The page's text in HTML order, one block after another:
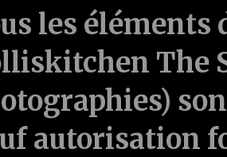
les
The
autorisation